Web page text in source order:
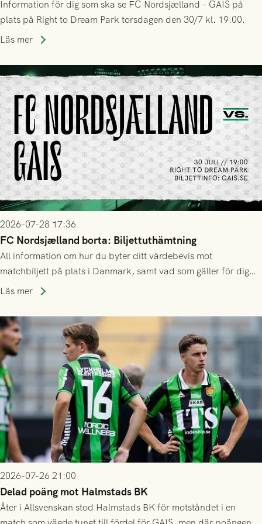
Information för dig som ska se FC Nordsjælland - GAIS på
plats på Right to Dream Park torsdagen den 30/7 kl. 19.00.
Läs mer
2026-07-28 17:36
FC Nordsjælland borta: Biljettuthämtning
All information om hur du byter ditt värdebevis mot
matchbiljett på plats i Danmark, samt vad som gäller för dig
som står på reservlista eller fått förhinder.
Läs mer
2026-07-26 21:00
Delad poäng mot Halmstads BK
Åter i Allsvenskan stod Halmstads BK för motståndet i en